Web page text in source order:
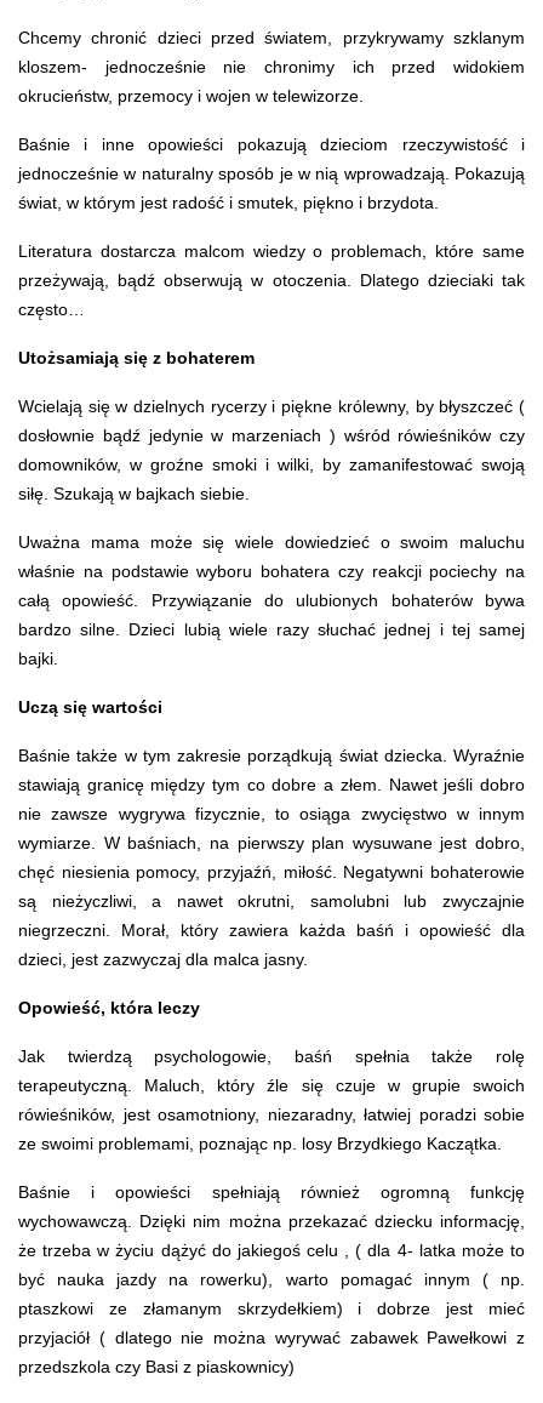
Chcemy chronić dzieci przed światem, przykrywamy szklanym
kloszem- jednocześnie nie chronimy ich przed widokiem
okrucieństw, przemocy i wojen w telewizorze.
Baśnie i inne opowieści pokazują dzieciom rzeczywistość i
jednocześnie w naturalny sposób je w nią wprowadzają. Pokazują
świat, w którym jest radość i smutek, piękno i brzydota.
Literatura dostarcza malcom wiedzy o problemach, które same
przeżywają, bądź obserwują w otoczenia. Dlatego dzieciaki tak
często…
Utożsamiają się z bohaterem 
Wcielają się w dzielnych rycerzy i piękne królewny, by błyszczeć (
dosłownie bądź jedynie w marzeniach ) wśród rówieśników czy
domowników, w groźne smoki i wilki, by zamanifestować swoją
siłę. Szukają w bajkach siebie.
Uważna mama może się wiele dowiedzieć o swoim maluchu
właśnie na podstawie wyboru bohatera czy reakcji pociechy na
całą opowieść. Przywiązanie do ulubionych bohaterów bywa
bardzo silne. Dzieci lubią wiele razy słuchać jednej i tej samej
bajki.
Uczą się wartości 
Baśnie także w tym zakresie porządkują świat dziecka. Wyraźnie
stawiają granicę między tym co dobre a złem. Nawet jeśli dobro
nie zawsze wygrywa fizycznie, to osiąga zwycięstwo w innym
wymiarze. W baśniach, na pierwszy plan wysuwane jest dobro,
chęć niesienia pomocy, przyjaźń, miłość. Negatywni bohaterowie
są nieżyczliwi, a nawet okrutni, samolubni lub zwyczajnie
niegrzeczni. Morał, który zawiera każda baśń i opowieść dla
dzieci, jest zazwyczaj dla malca jasny.
Opowieść, która leczy 
Jak twierdzą psychologowie, baśń spełnia także rolę
terapeutyczną. Maluch, który źle się czuje w grupie swoich
rówieśników, jest osamotniony, niezaradny, łatwiej poradzi sobie
ze swoimi problemami, poznając np. losy Brzydkiego Kaczątka.
Baśnie i opowieści spełniają również ogromną funkcję
wychowawczą. Dzięki nim można przekazać dziecku informację,
że trzeba w życiu dążyć do jakiegoś celu , ( dla 4- latka może to
być nauka jazdy na rowerku), warto pomagać innym ( np.
ptaszkowi ze złamanym skrzydełkiem) i dobrze jest mieć
przyjaciół ( dlatego nie można wyrywać zabawek Pawełkowi z
przedszkola czy Basi z piaskownicy)